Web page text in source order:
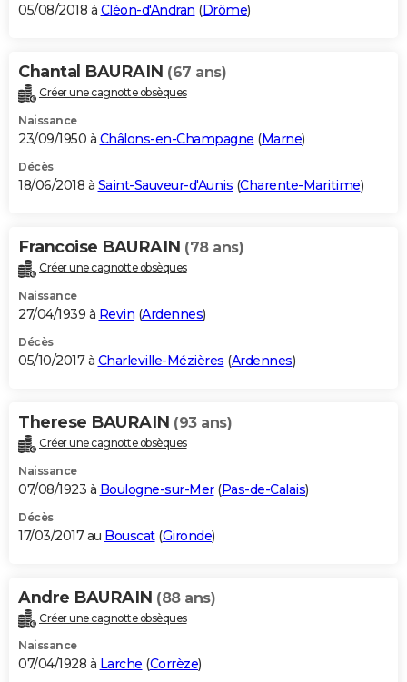
05/08/2018 à Cléon-d'Andran (Drôme)
Chantal BAURAIN (67 ans)
Créer une cagnotte obsèques
Naissance
23/09/1950 à Châlons-en-Champagne (Marne)
Décès
18/06/2018 à Saint-Sauveur-d'Aunis (Charente-Maritime)
Francoise BAURAIN (78 ans)
Créer une cagnotte obsèques
Naissance
27/04/1939 à Revin (Ardennes)
Décès
05/10/2017 à Charleville-Mézières (Ardennes)
Therese BAURAIN (93 ans)
Créer une cagnotte obsèques
Naissance
07/08/1923 à Boulogne-sur-Mer(Pas-de-Calais)
Décès
17/03/2017 au Bouscat(Gironde)
Andre BAURAIN (88 ans)
Créer une cagnotte obsèques
Naissance
07/04/1928 à Larche (Corrèze)